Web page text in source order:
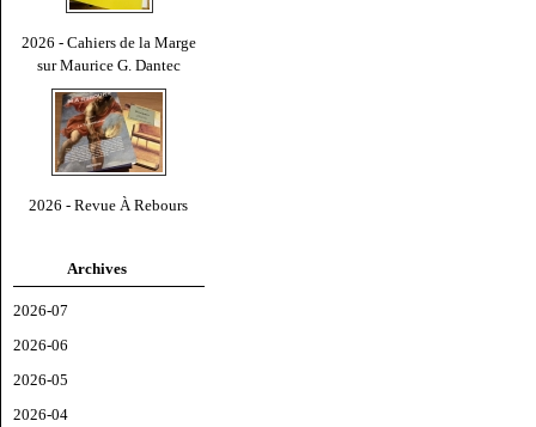
2026 - Cahiers de la Marge
sur Maurice G. Dantec
2026 - Revue À Rebours
Archives
2026-07
2026-06
2026-05
2026-04